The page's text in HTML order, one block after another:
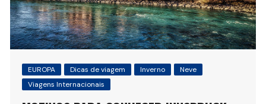
EUROPA Dicas de viagem Inverno
Neve
Viagens Internacionais